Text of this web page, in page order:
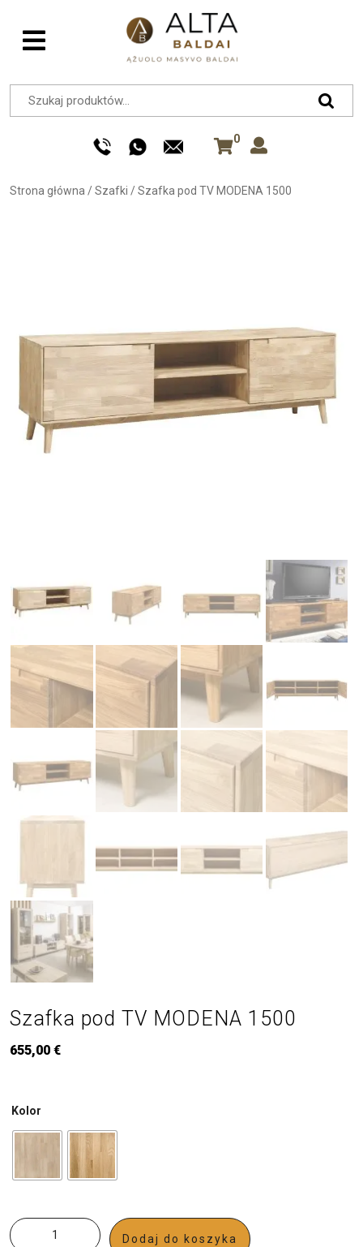
0
Strona główna /Szafki /Szafka pod TV MODENA 1500
Szafka pod TV MODENA 1500
655,00 €
Kolor
Dodaj do koszyka